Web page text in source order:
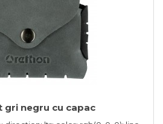
negru cu capac